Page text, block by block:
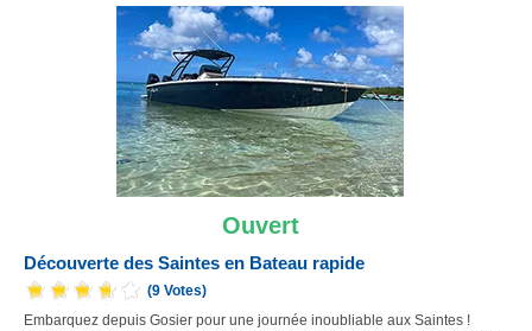
Ouvert
Découverte des Saintes en Bateau rapide
(9 Votes)
Embarquez depuis Gosier pour une journée inoubliable aux Saintes !